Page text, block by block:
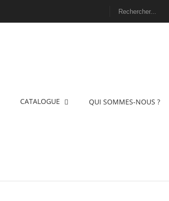
CATALOGUE QUI SOMMES-NOUS ?